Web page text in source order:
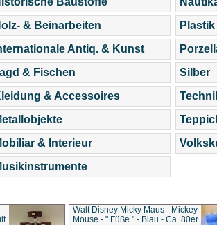
& Beinarbeiten
Antiq. & Kunst
& Fischen
& Accessoires
& Interieur
Silber
Walt Disney Micky Maus - Mickey
Mouse - " Füße " - Blau - Ca. 80er